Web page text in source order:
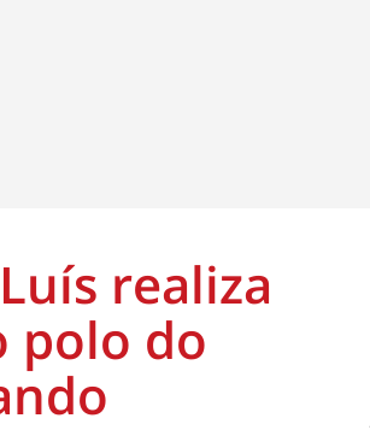
realiza
polo do